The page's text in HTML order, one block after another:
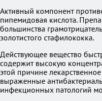
Активный компонент
пипемидовая кислота.
большинства
золотистого стафилококка.
Действующее вещество
содержит высокую
этой причине
выраженные
инфекционных патологий